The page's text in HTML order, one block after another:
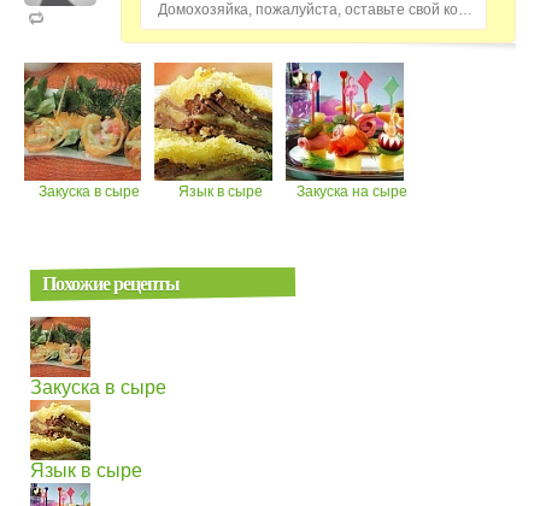
Домохозяйка, пожалуйста, оставьте свой комментарий...
Закуска в сыре Язык в сыре Закуска на сыре
Похожие рецепты
Закуска в сыре
Язык в сыре